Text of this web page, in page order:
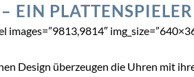
EIN
images=”9813,9814″
Design überzeugen die Uhren mit